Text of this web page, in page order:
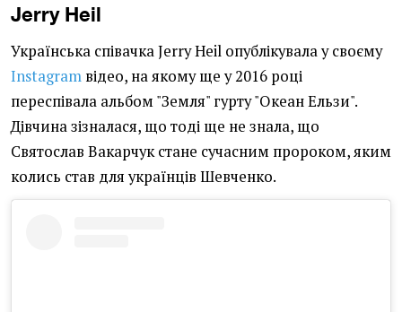
Jerry Heil
Українська співачка Jerry Heil опублікувала у своєму
Instagram відео, на якому ще у 2016 році
переспівала альбом "Земля" гурту "Океан Ельзи".
Дівчина зізналася, що тоді ще не знала, що
Святослав Вакарчук стане сучасним пророком, яким
колись став для українців Шевченко.